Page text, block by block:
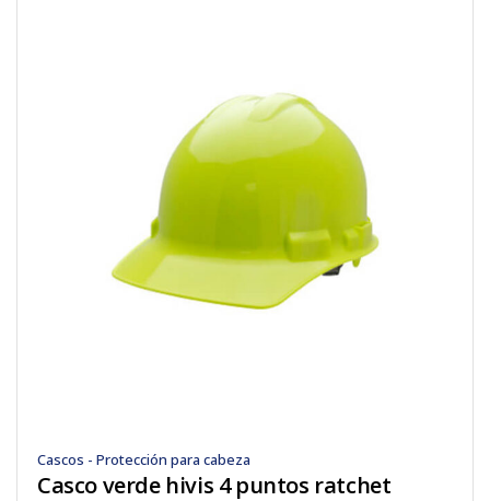
Cascos - Protección para cabeza
Casco verde hivis 4 puntos ratchet